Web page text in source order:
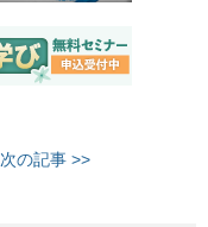
次の記事 >>